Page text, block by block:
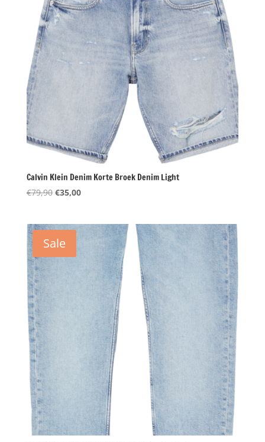
Calvin Klein Denim Korte Broek Denim Light
€79,90 Oorspronkelijke
€79,90.
€35,00Huidige
€35,00.
Sale